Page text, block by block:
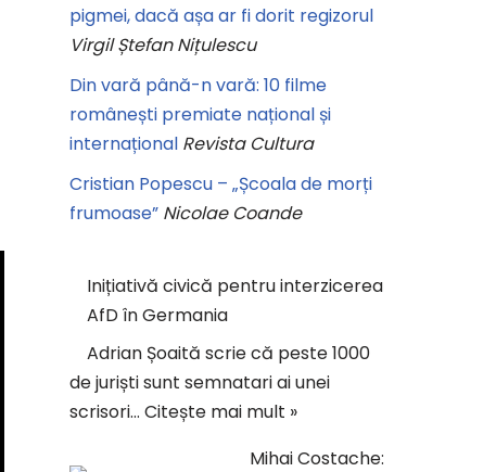
pigmei, dacă așa ar fi dorit regizorul
Virgil Ștefan Nițulescu
Din vară până-n vară: 10 filme
românești premiate național și
internațional Revista Cultura
Cristian Popescu – „Școala de morți
frumoase” Nicolae Coande
Inițiativă civică pentru interzicerea
AfD în Germania
Adrian Șoaită scrie că peste 1000
de juriști sunt semnatari ai unei
scrisori… Citește mai mult »
Mihai Costache: